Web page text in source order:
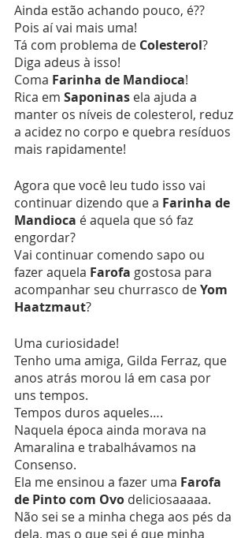
Ainda estão achando pouco, é??
Pois aí vai mais uma!
Tá com problema de Colesterol?
Diga adeus à isso!
Coma Farinha de Mandioca!
Rica em Saponinas ela ajuda a
manter os níveis de colesterol, reduz
a acidez no corpo e quebra resíduos
mais rapidamente!
Agora que você leu tudo isso vai
continuar dizendo que a Farinha de
Mandioca é aquela que só faz
engordar?
Vai continuar comendo sapo ou
fazer aquela Farofa gostosa para
acompanhar seu churrasco de Yom
Haatzmaut?
Uma curiosidade!
Tenho uma amiga, Gilda Ferraz, que
anos atrás morou lá em casa por
uns tempos.
Tempos duros aqueles….
Naquela época ainda morava na
Amaralina e trabalhávamos na
Consenso.
Ela me ensinou a fazer uma Farofa
de Pinto com Ovo deliciosaaaaa.
Não sei se a minha chega aos pés da
dela, mas o que sei é que minha